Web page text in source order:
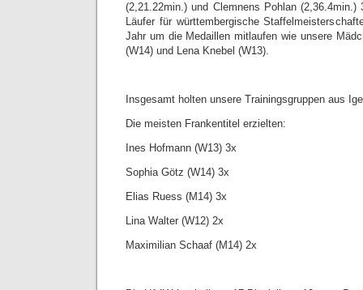
(2,21.22min.) und Clemnens Pohlan
Läufer für württembergische
Jahr um die Medaillen mitlaufen wie unsere
(W14) und Lena Knebel (W13).
Insgesamt holten unsere Trainingsgruppen aus
Die meisten Frankentitel erzielten:
Ines Hofmann (W13) 3x
Sophia Götz (W14) 3x
Elias Ruess (M14) 3x
Lina Walter (W12) 2x
Maximilian Schaaf (M14) 2x